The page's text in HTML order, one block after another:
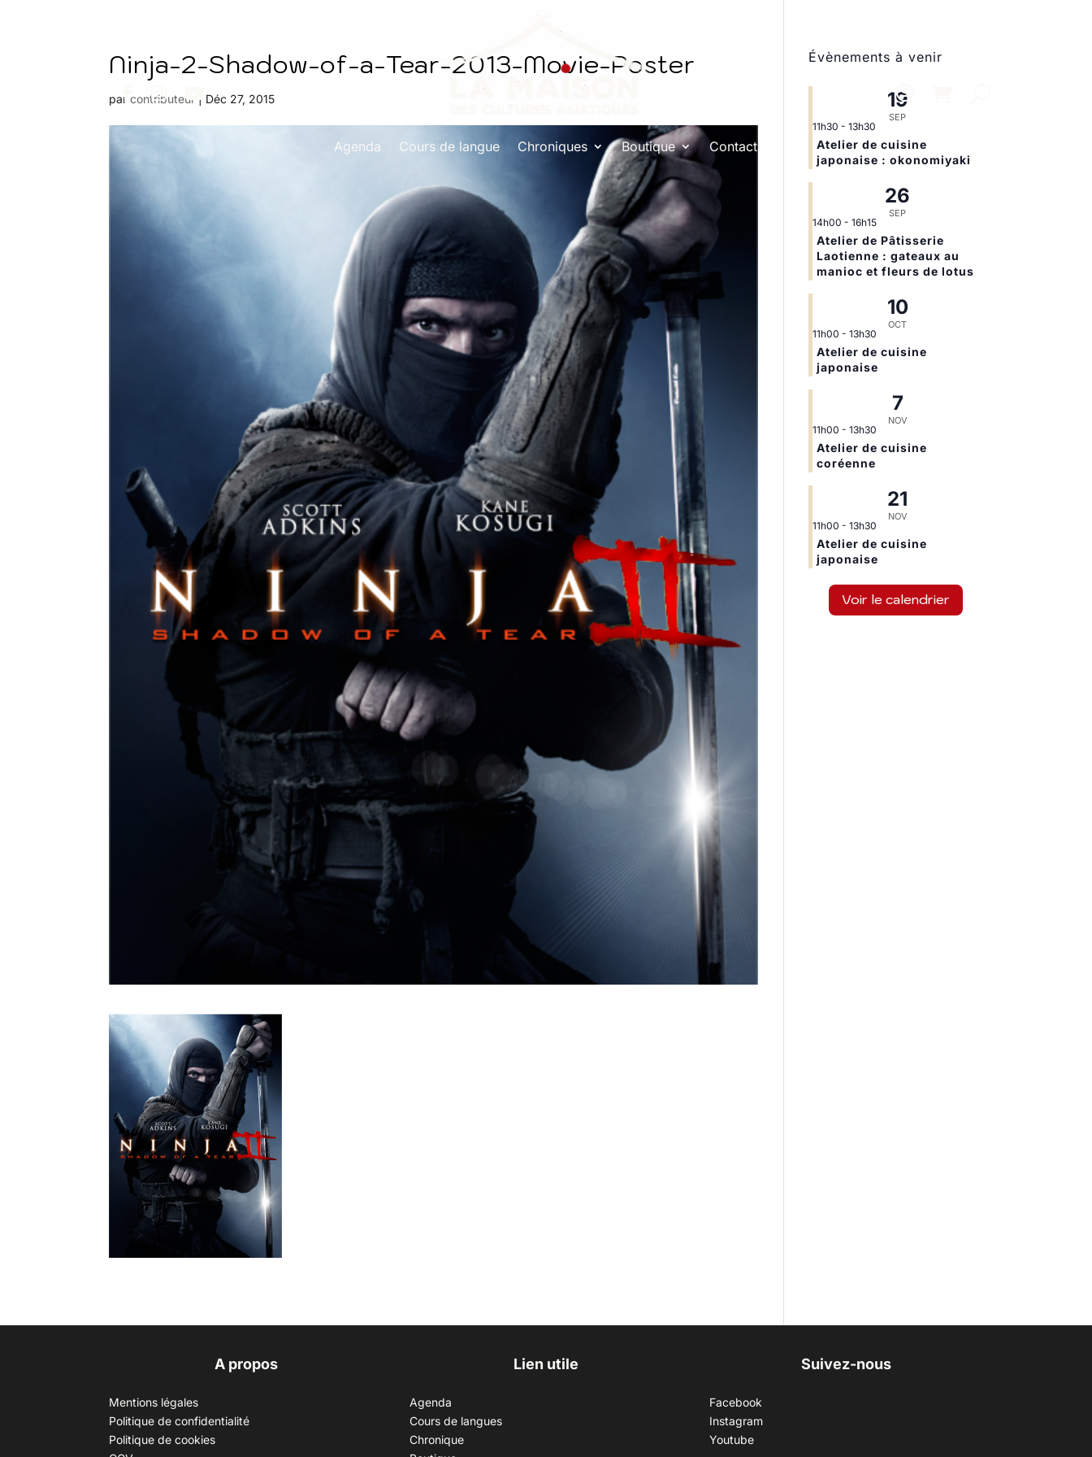
Agenda Cours de langue Chroniques Boutique Contact
Ninja-2-Shadow-of-a-Tear-2013-Movie-Poster
parcontributeur | Déc 27, 2015
Évènements à venir
19
SEP
11h30 - 13h30
Atelier de cuisine
japonaise : okonomiyaki
26
SEP
14h00 - 16h15
Atelier de Pâtisserie
Laotienne : gateaux au
manioc et fleurs de lotus
10
OCT
11h00 - 13h30
Atelier de cuisine
japonaise
7
NOV
11h00 - 13h30
Atelier de cuisine
coréenne
21
NOV
11h00 - 13h30
Atelier de cuisine
japonaise
Voir le calendrier
A propos
Mentions légales
Politique de confidentialité
Politique de cookies
Lien utile
Agenda
Cours de langues
Chronique
Suivez-nous
Facebook
Instagram
Youtube